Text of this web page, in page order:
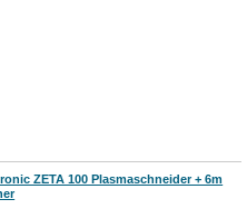
ZETA 100 Plasmaschneider + 6m